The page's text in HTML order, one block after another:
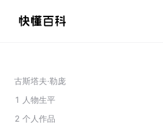
古斯塔夫·勒庞
1 人物生平
2 个人作品